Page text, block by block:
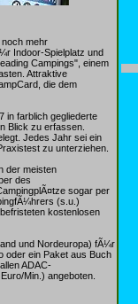
mehr
Indoor-Spielplatz und
Campings", einem
Attraktive
die dem
in farblich gegliederte
Blick zu erfassen.
Jedes Jahr sei ein
zu unterziehen.
der meisten
des
sogar per
(s.u.)
kostenlosen
und Nordeuropa) fÃ¼r
oder ein Paket aus Buch
ADAC-
Min.) angeboten.